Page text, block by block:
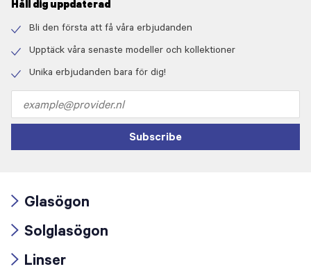
Håll dig uppdaterad
icon
Bli den första att få våra erbjudanden
icon
Upptäck våra senaste modeller och kollektioner
Unika erbjudanden bara för dig!
address
Subscribe
icon
Glasögon
icon
Solglasögon
Linser